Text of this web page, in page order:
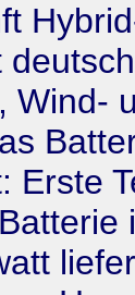
Wind-
Erste